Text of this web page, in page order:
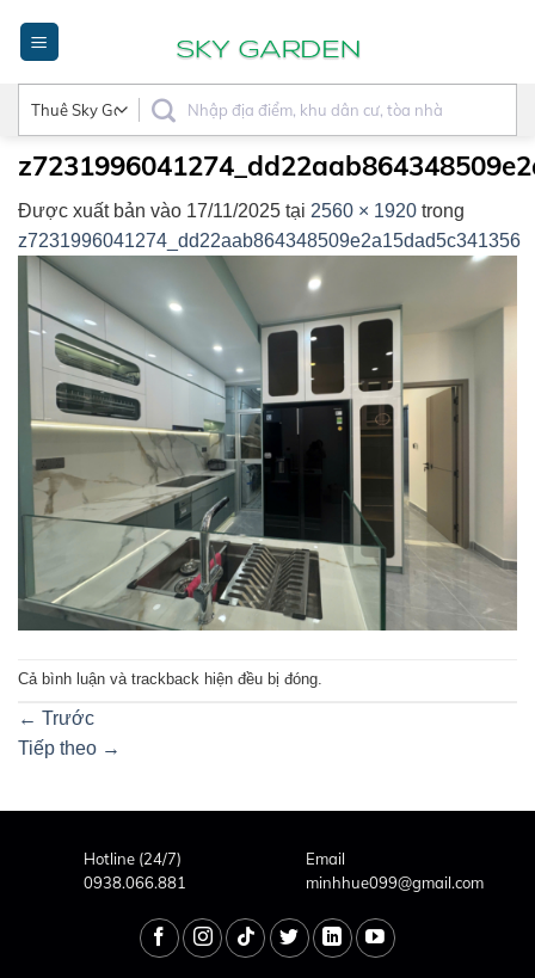
dung
Được xuất bản vào 17/11/2025 tại 2560 × 1920 trong
z7231996041274_dd22aab864348509e2a15dad5c341356
Cả bình luận và trackback hiện đều bị đóng.
← Trước
Tiếp theo →
Hotline (24/7)
0938.066.881
Email
minhhue099@gmail.com